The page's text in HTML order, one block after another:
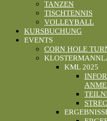
TANZEN
TISCHTENNIS
VOLLEYBALL
KURSBUCHUNG
EVENTS
CORN HOLE
KML 2025